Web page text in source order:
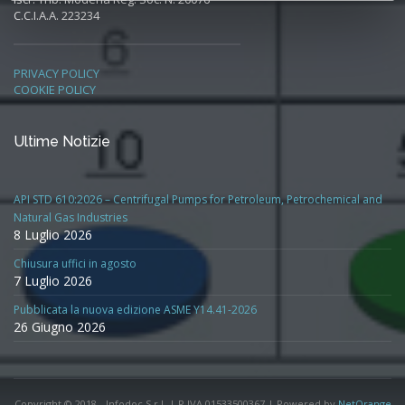
C.C.I.A.A. 223234
PRIVACY POLICY
COOKIE POLICY
Ultime Notizie
API STD 610:2026 – Centrifugal Pumps for Petroleum, Petrochemical and
Natural Gas Industries
8 Luglio 2026
Chiusura uffici in agosto
7 Luglio 2026
Pubblicata la nuova edizione ASME Y14.41-2026
26 Giugno 2026